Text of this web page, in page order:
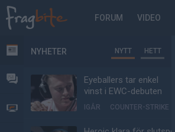
FORUM VIDEO
NYHETER
FORUM
VIDEO
NYHETER NYTT HETT
Eyeballers tar enkel
vinst i EWC-debuten
IGÅR COUNTER-STRIKE